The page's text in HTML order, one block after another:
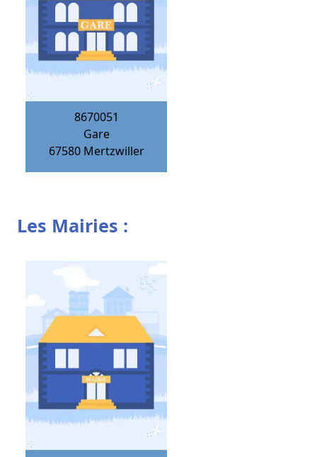
8670051
Gare
67580 Mertzwiller
Les Mairies :